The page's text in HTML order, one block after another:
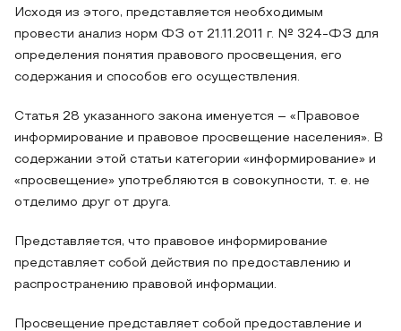
Исходя из этого, представляется необходимым
провести анализ норм ФЗ от 21.11.2011 г. № 324-ФЗ для
определения понятия правового просвещения, его
содержания и способов его осуществления.
Статья 28 указанного закона именуется – «Правовое
информирование и правовое просвещение населения». В
содержании этой статьи категории «информирование» и
«просвещение» употребляются в совокупности, т. е. не
отделимо друг от друга.
Представляется, что правовое информирование
представляет собой действия по предоставлению и
распространению правовой информации.
Просвещение представляет собой предоставление и